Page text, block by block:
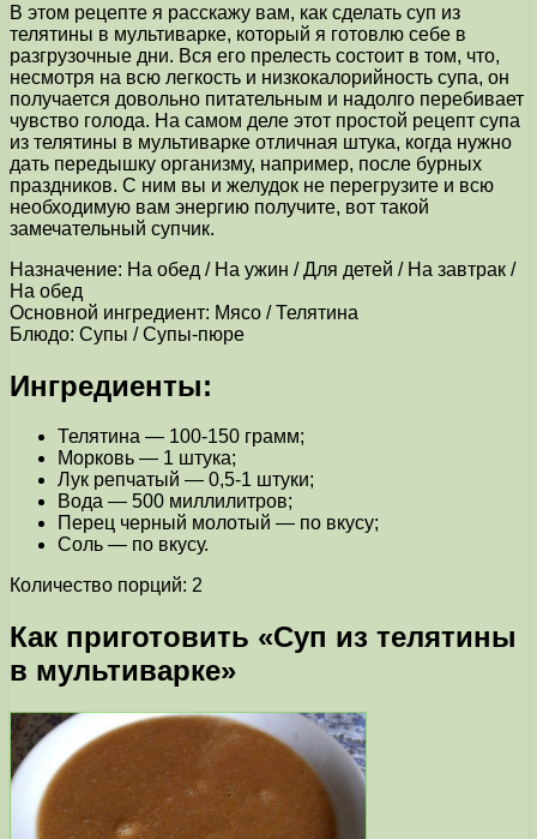
В этом рецепте я расскажу вам, как сделать суп из
телятины в мультиварке, который я готовлю себе в
разгрузочные дни. Вся его прелесть состоит в том, что,
несмотря на всю легкость и низкокалорийность супа, он
получается довольно питательным и надолго перебивает
чувство голода. На самом деле этот простой рецепт супа
из телятины в мультиварке отличная штука, когда нужно
дать передышку организму, например, после бурных
праздников. С ним вы и желудок не перегрузите и всю
необходимую вам энергию получите, вот такой
замечательный супчик.
Назначение: На обед / На ужин / Для детей / На завтрак /
На обед
Основной ингредиент: Мясо / Телятина
Блюдо: Супы / Супы-пюре
Ингредиенты:
Телятина — 100-150 грамм;
Морковь — 1 штука;
Лук репчатый — 0,5-1 штуки;
Вода — 500 миллилитров;
Перец черный молотый — по вкусу;
Соль — по вкусу.
Количество порций: 2
Как приготовить «Суп из телятины
в мультиварке»